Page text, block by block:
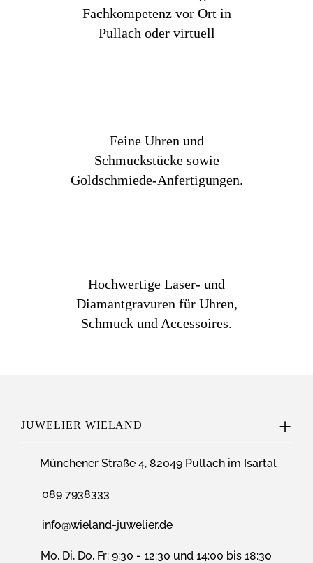
Fachkompetenz vor Ort in
Pullach oder virtuell
Feine Uhren und
Schmuckstücke sowie
Goldschmiede-Anfertigungen.
Hochwertige Laser- und
Diamantgravuren für Uhren,
Schmuck und Accessoires.
JUWELIER WIELAND
Münchener Straße 4, 82049 Pullach im Isartal
089 7938333
info@wieland-juwelier.de
Mo, Di, Do, Fr: 9:30 - 12:30 und 14:00 bis 18:30